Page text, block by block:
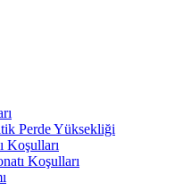
Perde Yüksekliği
Koşulları
Koşulları